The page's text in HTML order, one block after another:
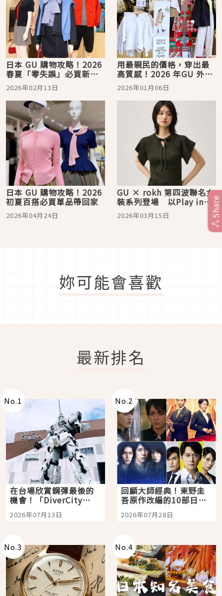
日本 GU 購物攻略！2026
春夏「零失誤」必買新品
公開
2026年02月13日
用最親民的價格，穿出最
高質感！2026 年GU 外套
入手指南
2026年01月06日
日本 GU 購物攻略！2026
初夏百搭必買單品帶回家
2026年04月24日
GU × rokh 第四波聯名女
裝系列登場 以Play in
Style主題詮釋工裝與浪漫
荷葉時尚
2026年03月15日
妳可能會喜歡
最新排名
No.1
在台場欣賞鋼彈最後的
機會！「DiverCity
Tokyo Plaza」搭船、
購物、美食及夜景，一
2026年07月13日
No.2
回顧大師經典！東野圭
吾原作改編的10部日本
影視作品推薦
2026年07月28日
No.3 No.4
Share